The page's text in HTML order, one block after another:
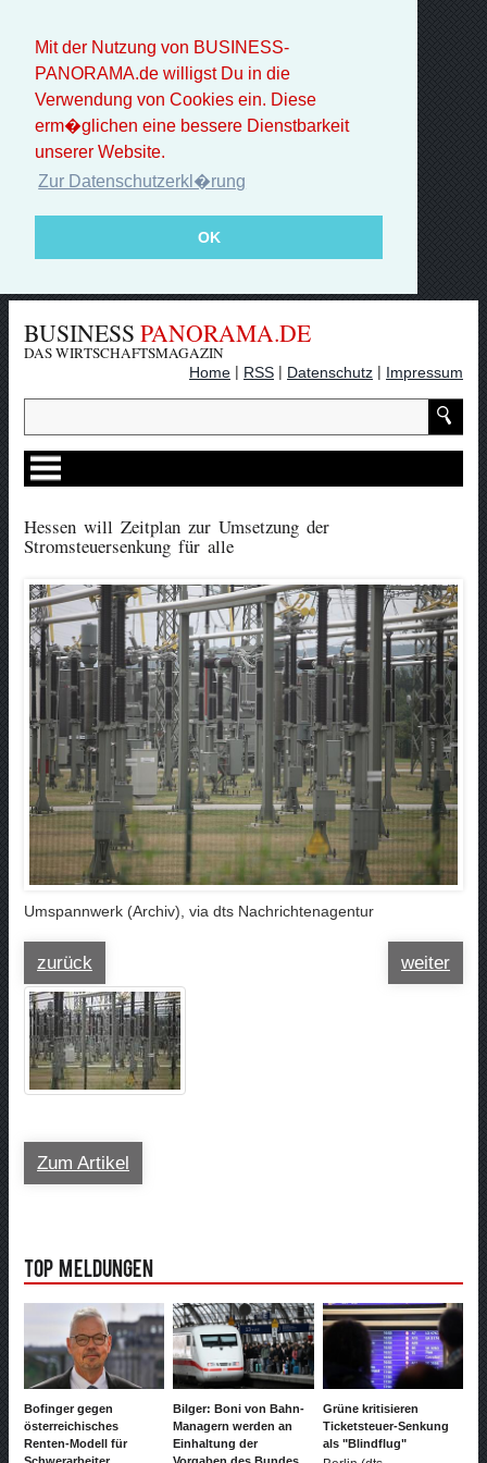
Mit der Nutzung von BUSINESS-
PANORAMA.de willigst Du in die
Verwendung von Cookies ein. Diese
erm�glichen eine bessere Dienstbarkeit
unserer Website.
Zur Datenschutzerkl�rung
OK
BUSINESS PANORAMA.DE
DAS WIRTSCHAFTSMAGAZIN
Home | RSS | Datenschutz | Impressum
Hessen will Zeitplan zur Umsetzung der
Stromsteuersenkung für alle
Umspannwerk (Archiv), via dts Nachrichtenagentur
zurück weiter
Zum Artikel
Top Meldungen
Bofinger gegen
österreichisches
Renten-Modell für
Bilger: Boni von Bahn-
Managern werden an
Einhaltung der
Grüne kritisieren
Ticketsteuer-Senkung
als "Blindflug"